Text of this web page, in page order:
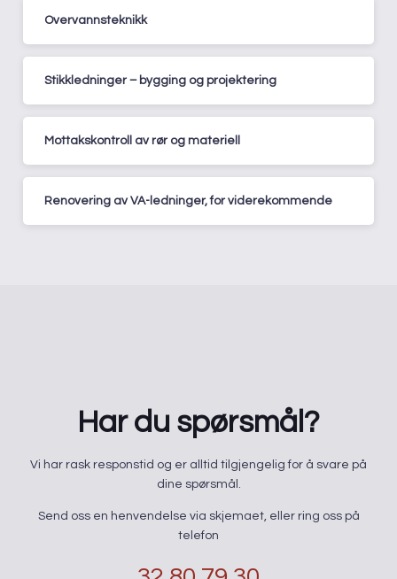
Overvannsteknikk
Stikkledninger – bygging og projektering
Mottakskontroll av rør og materiell
Renovering av VA-ledninger, for viderekommende
Har du spørsmål?
​Vi har rask responstid og er alltid ​tilgjengelig for å svare på
dine spørsmål.
Send oss en henvendelse via skjemaet, eller ring oss på
telefon